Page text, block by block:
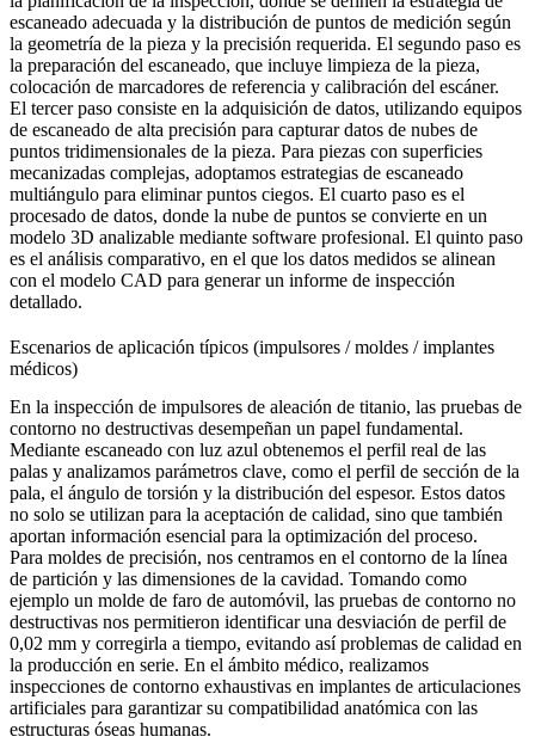
escaneado adecuada y la distribución de puntos de medición según
la geometría de la pieza y la precisión requerida. El segundo paso es
la preparación del escaneado, que incluye limpieza de la pieza,
colocación de marcadores de referencia y calibración del escáner.
El tercer paso consiste en la adquisición de datos, utilizando equipos
de escaneado de alta precisión para capturar datos de nubes de
puntos tridimensionales de la pieza. Para piezas con superficies
mecanizadas complejas, adoptamos estrategias de escaneado
multiángulo para eliminar puntos ciegos. El cuarto paso es el
procesado de datos, donde la nube de puntos se convierte en un
modelo 3D analizable mediante software profesional. El quinto paso
es el análisis comparativo, en el que los datos medidos se alinean
con el modelo CAD para generar un informe de inspección
detallado.
Escenarios de aplicación típicos (impulsores / moldes / implantes
médicos)
En la inspección de impulsores de aleación de titanio, las pruebas de
contorno no destructivas desempeñan un papel fundamental.
Mediante escaneado con luz azul obtenemos el perfil real de las
palas y analizamos parámetros clave, como el perfil de sección de la
pala, el ángulo de torsión y la distribución del espesor. Estos datos
no solo se utilizan para la aceptación de calidad, sino que también
aportan información esencial para la optimización del proceso.
Para moldes de precisión, nos centramos en el contorno de la línea
de partición y las dimensiones de la cavidad. Tomando como
ejemplo un molde de faro de automóvil, las pruebas de contorno no
destructivas nos permitieron identificar una desviación de perfil de
0,02 mm y corregirla a tiempo, evitando así problemas de calidad en
la producción en serie. En el ámbito médico, realizamos
inspecciones de contorno exhaustivas en implantes de articulaciones
artificiales para garantizar su compatibilidad anatómica con las
estructuras óseas humanas.